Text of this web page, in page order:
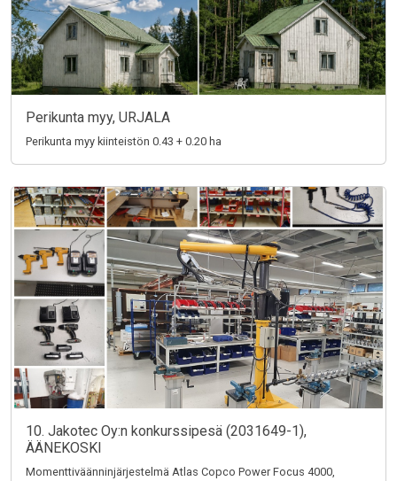
Perikunta myy, URJALA
Perikunta myy kiinteistön 0.43 + 0.20 ha
10. Jakotec Oy:n konkurssipesä (2031649-1),
ÄÄNEKOSKI
Momenttiväänninjärjestelmä Atlas Copco Power Focus 4000,